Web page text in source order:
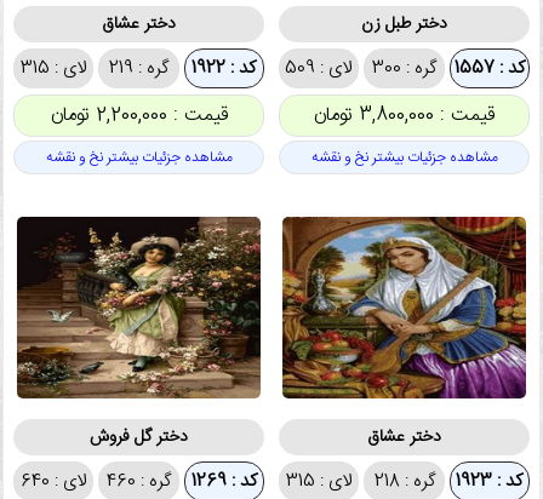
دختر طبل زن
کد : 1557 گره : 300 لای : 509
قیمت : 3,800,000 تومان
مشاهده جزئیات بیشتر نخ و نقشه
دختر عشاق
کد : 1922 گره : 219 لای : 315
قیمت : 2,200,000 تومان
مشاهده جزئیات بیشتر نخ و نقشه
دختر عشاق
کد : 1923 گره : 218 لای : 315
دختر گل فروش
کد : 1269 گره : 460 لای : 640